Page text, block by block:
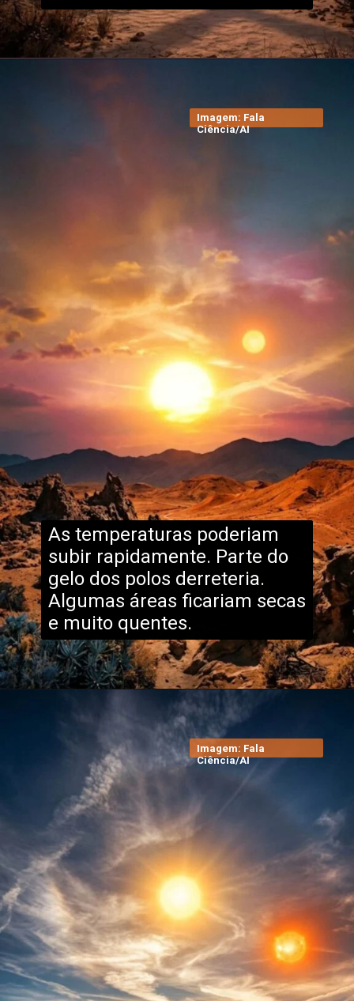
As temperaturas poderiam
subir rapidamente. Parte do
gelo dos polos derreteria.
Algumas áreas ficariam secas
e muito quentes.
Imagem: Fala
Ciência/AI
Imagem: Fala
Ciência/AI